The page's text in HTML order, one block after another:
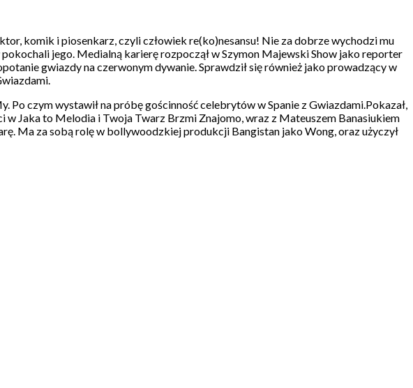
komik i piosenkarz, czyli człowiek re(ko)nesansu! Nie za dobrze wychodzi mu
jego. Medialną karierę rozpoczął w Szymon Majewski Show jako reporter
gwiazdy na czerwonym dywanie. Sprawdził się również jako prowadzący w
czym wystawił na próbę gościnność celebrytów w Spanie z Gwiazdami.Pokazał,
Jaka to Melodia i Twoja Twarz Brzmi Znajomo, wraz z Mateuszem Banasiukiem
Ma za sobą rolę w bollywoodzkiej produkcji Bangistan jako Wong, oraz użyczył